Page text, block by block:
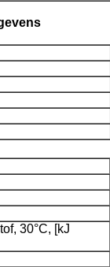
30°C, [kJ